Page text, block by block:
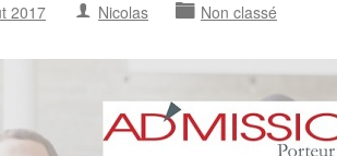
2017 Nicolas Non classé